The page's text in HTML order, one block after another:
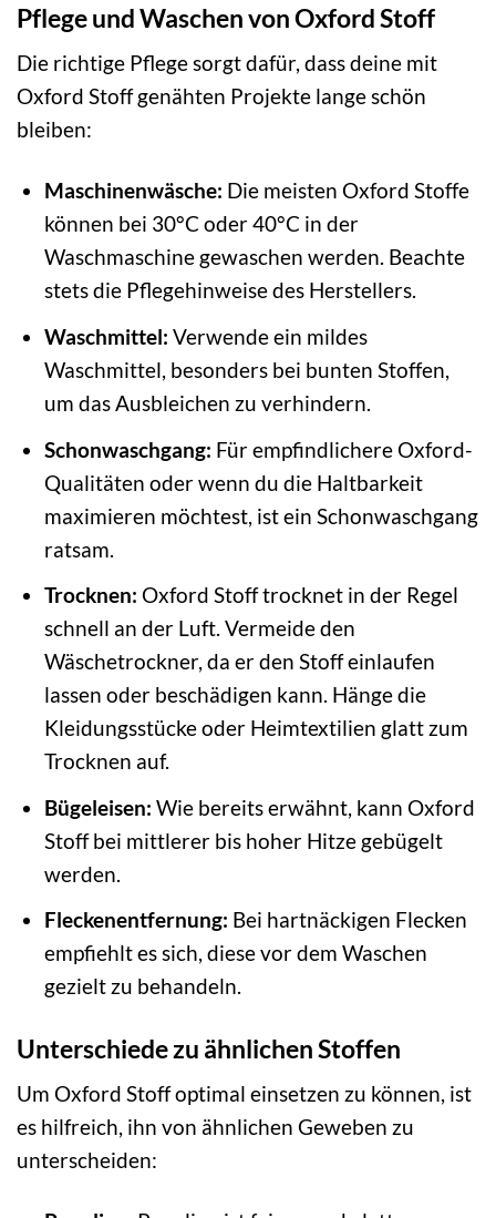
Pflege und Waschen von Oxford Stoff
Die richtige Pflege sorgt dafür, dass deine mit
Oxford Stoff genähten Projekte lange schön
bleiben:
Maschinenwäsche: Die meisten Oxford Stoffe
können bei 30°C oder 40°C in der
Waschmaschine gewaschen werden. Beachte
stets die Pflegehinweise des Herstellers.
Waschmittel: Verwende ein mildes
Waschmittel, besonders bei bunten Stoffen,
um das Ausbleichen zu verhindern.
Schonwaschgang: Für empfindlichere Oxford-
Qualitäten oder wenn du die Haltbarkeit
maximieren möchtest, ist ein Schonwaschgang
ratsam.
Trocknen: Oxford Stoff trocknet in der Regel
schnell an der Luft. Vermeide den
Wäschetrockner, da er den Stoff einlaufen
lassen oder beschädigen kann. Hänge die
Kleidungsstücke oder Heimtextilien glatt zum
Trocknen auf.
Bügeleisen: Wie bereits erwähnt, kann Oxford
Stoff bei mittlerer bis hoher Hitze gebügelt
werden.
Fleckenentfernung: Bei hartnäckigen Flecken
empfiehlt es sich, diese vor dem Waschen
gezielt zu behandeln.
Unterschiede zu ähnlichen Stoffen
Um Oxford Stoff optimal einsetzen zu können, ist
es hilfreich, ihn von ähnlichen Geweben zu
unterscheiden: